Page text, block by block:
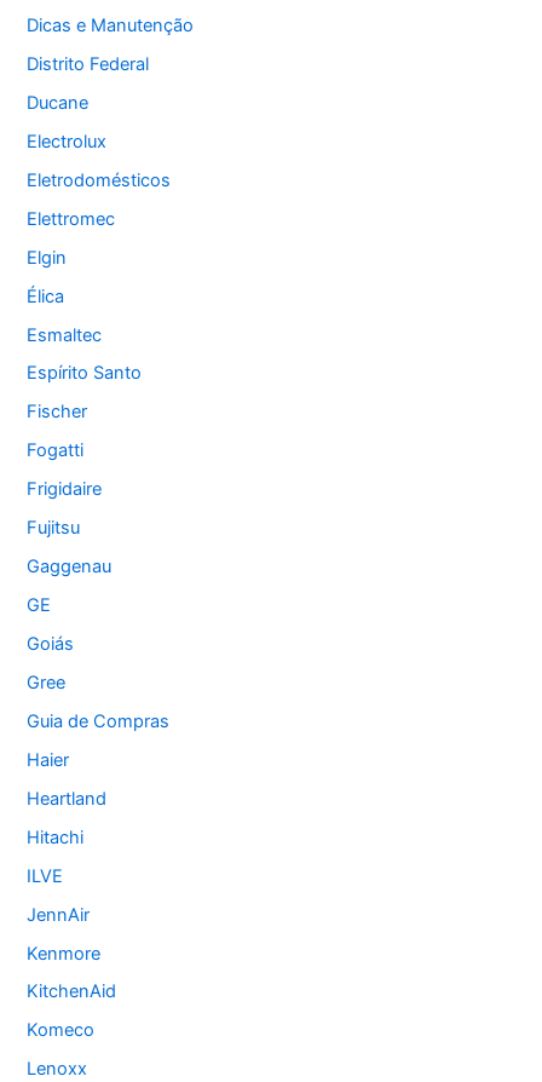
Dicas e Manutenção
Distrito Federal
Ducane
Electrolux
Eletrodomésticos
Elettromec
Elgin
Élica
Esmaltec
Espírito Santo
Fischer
Fogatti
Frigidaire
Fujitsu
Gaggenau
GE
Goiás
Gree
Guia de Compras
Haier
Heartland
Hitachi
ILVE
JennAir
Kenmore
KitchenAid
Komeco
Lenoxx